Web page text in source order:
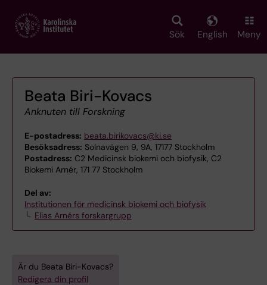
main
Sök English Meny
Beata Biri-Kovacs
Anknuten till Forskning
E-postadress: beata.birikovacs@ki.se
Besöksadress: Solnavägen 9, 9A, 17177 Stockholm
Postadress: C2 Medicinsk biokemi och biofysik, C2
Biokemi Arnér, 171 77 Stockholm
Del av:
Institutionen för medicinsk biokemi och biofysik
Elias Arnérs forskargrupp
Är du Beata Biri-Kovacs?
Redigera din profil